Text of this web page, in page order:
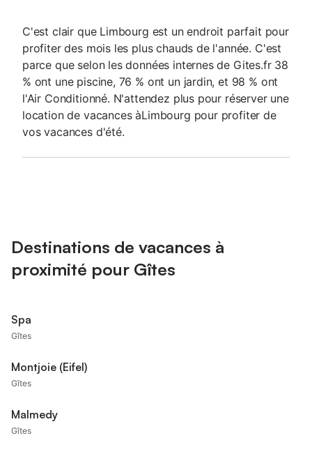
C'est clair que Limbourg est un endroit parfait pour
profiter des mois les plus chauds de l'année. C'est
parce que selon les données internes de Gites.fr 38
% ont une piscine, 76 % ont un jardin, et 98 % ont
l'Air Conditionné. N'attendez plus pour réserver une
location de vacances àLimbourg pour profiter de
vos vacances d'été.
Destinations de vacances à
proximité pour Gîtes
Spa
Gîtes
Montjoie (Eifel)
Gîtes
Malmedy
Gîtes